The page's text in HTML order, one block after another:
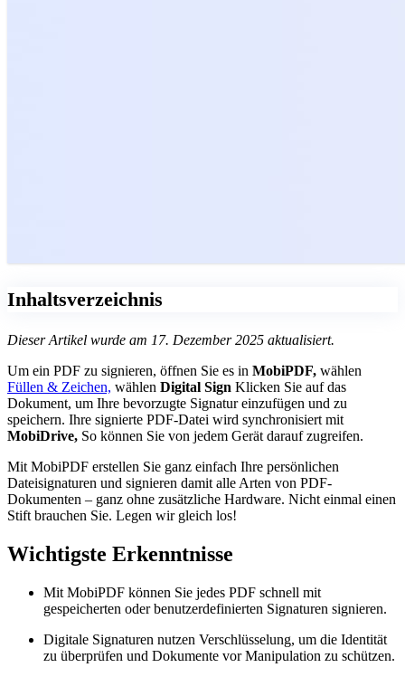
Inhaltsverzeichnis
Dieser Artikel wurde am 17. Dezember 2025 aktualisiert.
Um ein PDF zu signieren, öffnen Sie es in MobiPDF, wählen
Füllen & Zeichen, wählen Digital Sign Klicken Sie auf das
Dokument, um Ihre bevorzugte Signatur einzufügen und zu
speichern. Ihre signierte PDF-Datei wird synchronisiert mit
MobiDrive, So können Sie von jedem Gerät darauf zugreifen.
Mit MobiPDF erstellen Sie ganz einfach Ihre persönlichen
Dateisignaturen und signieren damit alle Arten von PDF-
Dokumenten – ganz ohne zusätzliche Hardware. Nicht einmal einen
Stift brauchen Sie. Legen wir gleich los!
Wichtigste Erkenntnisse
Mit MobiPDF können Sie jedes PDF schnell mit
gespeicherten oder benutzerdefinierten Signaturen signieren.
Digitale Signaturen nutzen Verschlüsselung, um die Identität
zu überprüfen und Dokumente vor Manipulation zu schützen.